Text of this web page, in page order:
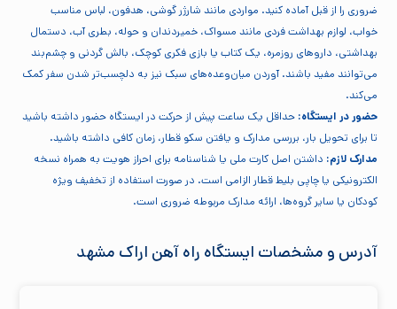
ضروری را از قبل آماده کنید. مواردی مانند شارژر گوشی، هدفون، لباس مناسب
خواب، لوازم بهداشت فردی مانند مسواک، خمیردندان و حوله، بطری آب، دستمال
بهداشتی، داروهای روزمره، یک کتاب یا بازی فکری کوچک، بالش گردنی و چشم‌بند
می‌توانند مفید باشند. آوردن میان‌وعده‌های سبک نیز به دلچسب‌تر شدن سفر کمک
می‌کند.
حضور در ایستگاه:حداقل یک ساعت پیش از حرکت در ایستگاه حضور داشته باشید
تا برای تحویل بار، بررسی مدارک و یافتن سکو قطار، زمان کافی داشته باشید.
مدارک لازم: داشتن اصل کارت ملی یا شناسنامه برای احراز هویت به همراه نسخه
الکترونیکی یا چاپی بلیط قطار الزامی است. در صورت استفاده از تخفیف ویژه
کودکان یا سایر گروه‌ها، ارائه مدارک مربوطه ضروری است.
آدرس و مشخصات ایستگاه راه آهن اراک مشهد